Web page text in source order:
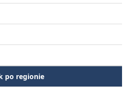
po regionie